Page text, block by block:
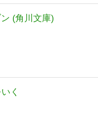
(角川文庫)
く